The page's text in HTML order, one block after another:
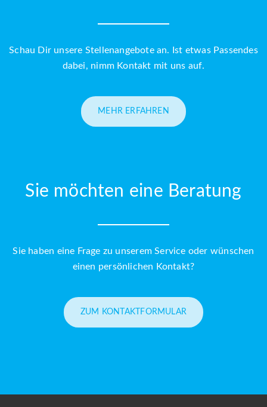
Schau Dir unsere Stellenangebote an. Ist etwas Passendes
dabei, nimm Kontakt mit uns auf.
MEHR ERFAHREN
Sie möchten eine Beratung
Sie haben eine Frage zu unserem Service oder wünschen
einen persönlichen Kontakt?
ZUM KONTAKTFORMULAR